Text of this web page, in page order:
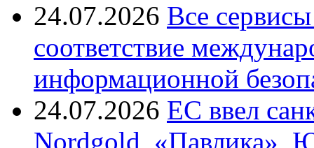
24.07.2026 Все
соответствие
информационной
24.07.2026 ЕС ввел
Nordgold, «Павлика»,